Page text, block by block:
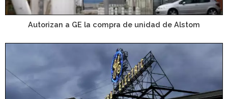
Autorizan a GE la compra de unidad de Alstom